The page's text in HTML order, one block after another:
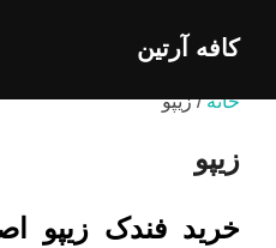
کافه آرتین
خانه/ زیپو
زیپو
خرید فندک زیپو